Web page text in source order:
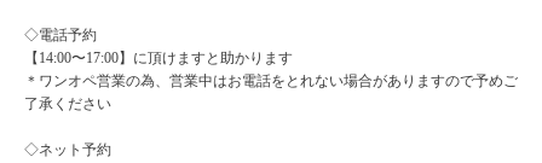
◇電話予約
【14:00〜17:00】に頂けますと助かります
＊ワンオペ営業の為、営業中はお電話をとれない場合がありますので予めご
了承ください
◇ネット予約